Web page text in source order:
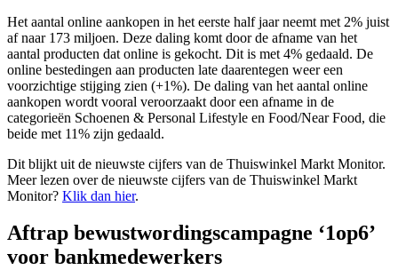
Het aantal online aankopen in het eerste half jaar neemt met 2% juist
af naar 173 miljoen. Deze daling komt door de afname van het
aantal producten dat online is gekocht. Dit is met 4% gedaald. De
online bestedingen aan producten late daarentegen weer een
voorzichtige stijging zien (+1%). De daling van het aantal online
aankopen wordt vooral veroorzaakt door een afname in de
categorieën Schoenen & Personal Lifestyle en Food/Near Food, die
beide met 11% zijn gedaald.
Dit blijkt uit de nieuwste cijfers van de Thuiswinkel Markt Monitor.
Meer lezen over de nieuwste cijfers van de Thuiswinkel Markt
Monitor? Klik dan hier.
Aftrap bewustwordingscampagne ‘1op6’
voor bankmedewerkers